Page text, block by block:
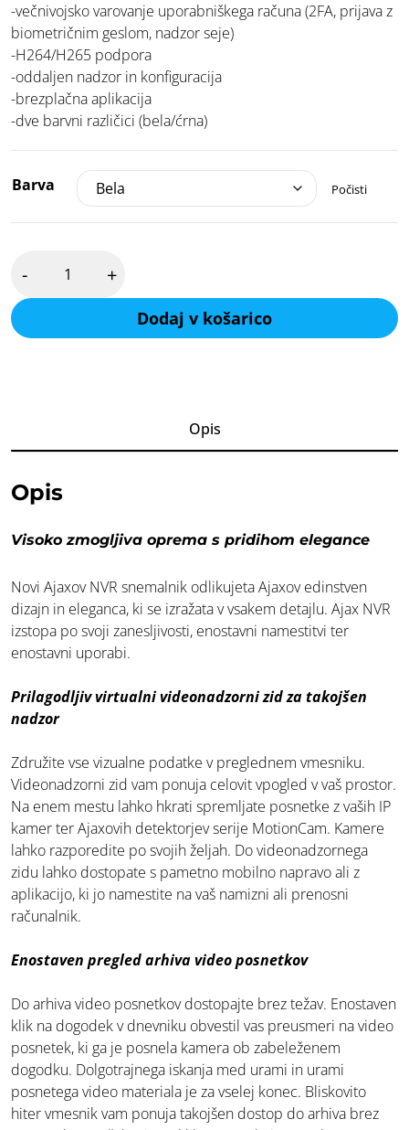
-večnivojsko varovanje uporabniškega računa (2FA, prijava z
biometričnim geslom, nadzor seje)
-H264/H265 podpora
-oddaljen nadzor in konfiguracija
-brezplačna aplikacija
-dve barvni različici (bela/ćrna)
Barva Počisti
NVR,
kanalni
videonadzorni
snemalnik
- +
Dodaj v košarico
Opis
Opis
Visoko zmogljiva oprema s pridihom elegance
Novi Ajaxov NVR snemalnik odlikujeta Ajaxov edinstven
dizajn in eleganca, ki se izražata v vsakem detajlu. Ajax NVR
izstopa po svoji zanesljivosti, enostavni namestitvi ter
enostavni uporabi.
Prilagodljiv virtualni videonadzorni zid za takojšen
nadzor
Združite vse vizualne podatke v preglednem vmesniku.
Videonadzorni zid vam ponuja celovit vpogled v vaš prostor.
Na enem mestu lahko hkrati spremljate posnetke z vaših IP
kamer ter Ajaxovih detektorjev serije MotionCam. Kamere
lahko razporedite po svojih željah. Do videonadzornega
zidu lahko dostopate s pametno mobilno napravo ali z
aplikacijo, ki jo namestite na vaš namizni ali prenosni
računalnik.
Enostaven pregled arhiva video posnetkov
Do arhiva video posnetkov dostopajte brez težav. Enostaven
klik na dogodek v dnevniku obvestil vas preusmeri na video
posnetek, ki ga je posnela kamera ob zabeleženem
dogodku. Dolgotrajnega iskanja med urami in urami
posnetega video materiala je za vselej konec. Bliskovito
hiter vmesnik vam ponuja takojšen dostop do arhiva brez